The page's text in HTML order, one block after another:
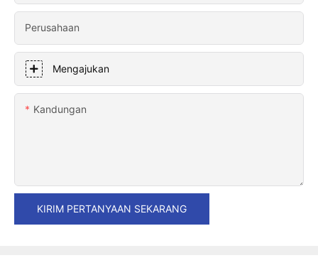
Perusahaan
Mengajukan
Kandungan
KIRIM PERTANYAAN SEKARANG